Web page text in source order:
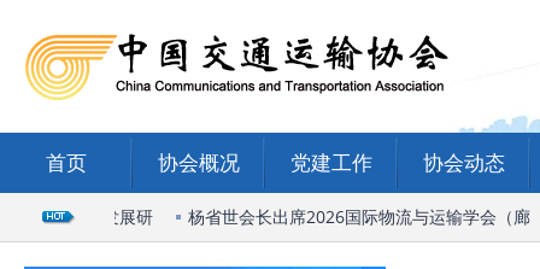
首页 协会概况 党建工作 协会动态
港高质量发展研 杨省世会长出席2026国际物流与运输学会（廊